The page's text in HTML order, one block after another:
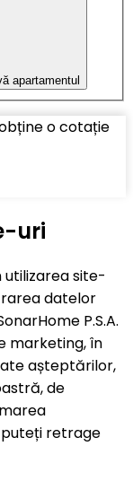
apartamentul
o cotație
uri
utilizarea site-
datelor
P.S.A.
marketing, în
așteptărilor,
de
retrage